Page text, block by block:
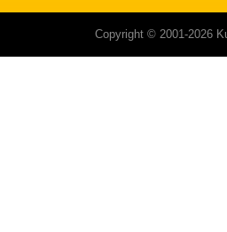
Copyright © 2001-2026